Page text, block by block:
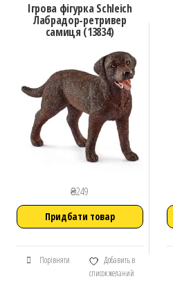
Ігрова фігурка Schleich
Лабрадор-ретривер
самиця (13834)
₴249
Придбати товар
Порівняти
Добавить в
список желаний